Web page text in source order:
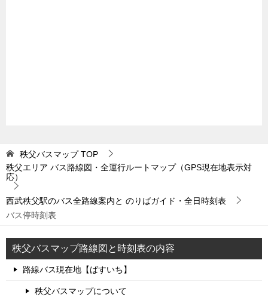
秩父バスマップTOP
秩父エリア バス路線図・全運行ルートマップ（GPS現在地表示対
応）
西武秩父駅のバス全路線案内と のりばガイド・全日時刻表
バス停時刻表
秩父バスマップ路線図と時刻表の内容
路線バス現在地【ばすいち】
秩父バスマップについて